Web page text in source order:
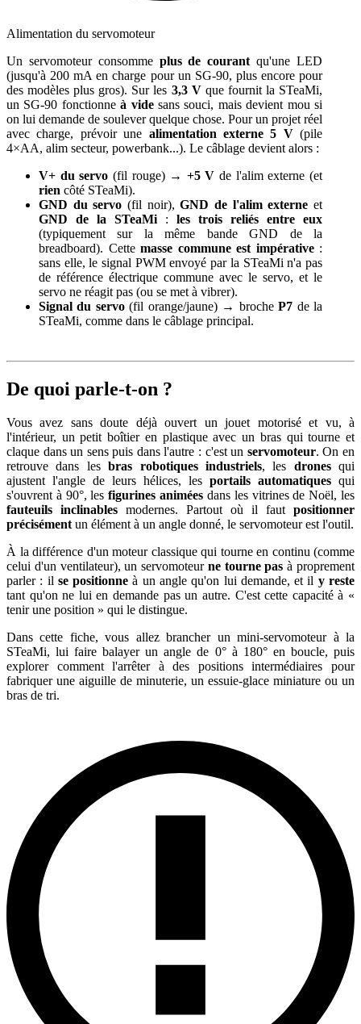
Alimentation du servomoteur
Un servomoteur consomme plus de courant qu'une LED
(jusqu'à 200 mA en charge pour un SG-90, plus encore pour
des modèles plus gros). Sur les 3,3 Vque fournit la STeaMi,
un SG-90 fonctionneà videsans souci, mais devient mou si
on lui demande de soulever quelque chose. Pour un projet réel
avec charge, prévoir une alimentation externe 5 V(pile
4×AA, alim secteur, powerbank...). Le câblage devient alors :
V+ du servo (fil rouge) → +5 V de l'alim externe (et
rien côté STeaMi).
GND du servo (fil noir),GND de l'alim externe et
GND de la STeaMi : les trois reliés entre eux
(typiquement sur la même bande GND de la
breadboard). Cette masse commune est impérative:
sans elle, le signal PWM envoyé par la STeaMi n'a pas
de référence électrique commune avec le servo, et le
servo ne réagit pas (ou se met à vibrer).
Signal du servo(fil orange/jaune) → brocheP7 de la
STeaMi, comme dans le câblage principal.
De quoi parle-t-on ?
Vous avez sans doute déjà ouvert un jouet motorisé et vu, à
l'intérieur, un petit boîtier en plastique avec un bras qui tourne et
claque dans un sens puis dans l'autre : c'est un servomoteur. On en
retrouve dans lesbras robotiques industriels, les dronesqui
ajustent l'angle de leurs hélices, les portails automatiques qui
s'ouvrent à 90°, lesfigurines animées dans les vitrines de Noël, les
fauteuils inclinables modernes. Partout où il faut positionner
précisémentun élément à un angle donné, le servomoteur est l'outil.
À la différence d'un moteur classique qui tourne en continu (comme
celui d'un ventilateur), un servomoteur ne tourne pas à proprement
parler : il se positionne à un angle qu'on lui demande, et il y reste
tant qu'on ne lui en demande pas un autre. C'est cette capacité à «
tenir une position » qui le distingue.
Dans cette fiche, vous allez brancher un mini-servomoteur à la
STeaMi, lui faire balayer un angle de 0° à 180° en boucle, puis
explorer comment l'arrêter à des positions intermédiaires pour
fabriquer une aiguille de minuterie, un essuie-glace miniature ou un
bras de tri.